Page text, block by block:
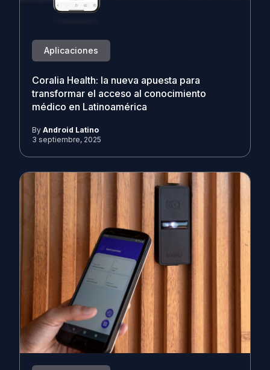
Aplicaciones
Coralia Health: la nueva apuesta para
transformar el acceso al conocimiento
médico en Latinoamérica
By Android Latino
3 septiembre, 2025